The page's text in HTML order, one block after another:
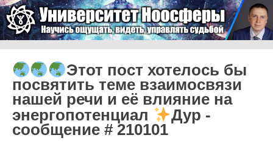
Университет Ноосферы
Этот пост хотелось бы
посвятить теме взаимосвязи
нашей речи и её влияние на
энергопотенциал
Дур -
сообщение # 210101